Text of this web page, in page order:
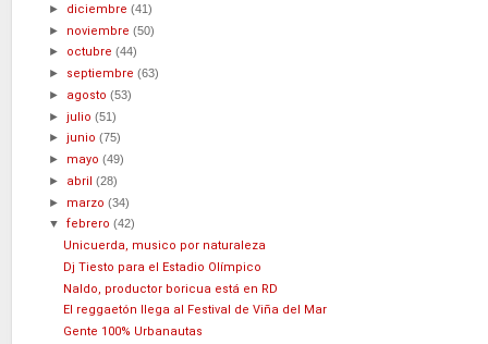
► diciembre(41)
► noviembre(50)
► octubre(44)
► septiembre(63)
► agosto(53)
►julio(51)
►junio(75)
► mayo(49)
► abril(28)
► marzo(34)
▼febrero(42)
Unicuerda, musico por naturaleza
Dj Tiesto para el Estadio Olímpico
Naldo, productor boricua está en RD
El reggaetón llega al Festival de Viña del Mar
Gente 100% Urbanautas